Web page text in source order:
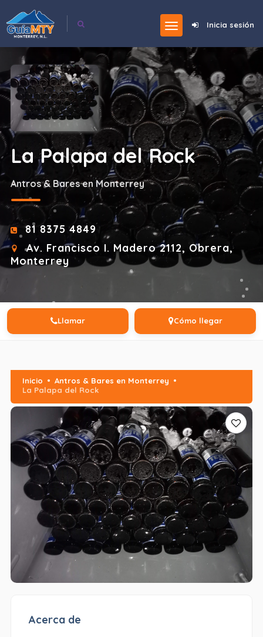
Inicia sesión
La Palapa del Rock
Antros & Bares en Monterrey
81 8375 4849
Av. Francisco I. Madero 2112, Obrera,
Monterrey
Llamar Cómo llegar
Inicio
Antros & Bares en Monterrey
La Palapa del Rock
Acerca de